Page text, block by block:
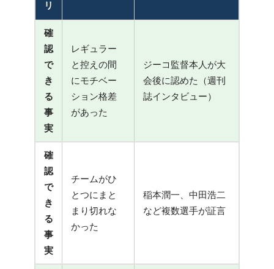
リ
確
認
で
き
る
事
実
レギュラー
と控えの間
にモチベー
ション格差
があった
ジーコ監督本人が大
会後に認めた（週刊
誌インタビュー）
確
認
で
き
る
事
実
チームがひ
とつにまと
まり切れな
かった
稲本潤一、中田浩二
など複数選手が証言